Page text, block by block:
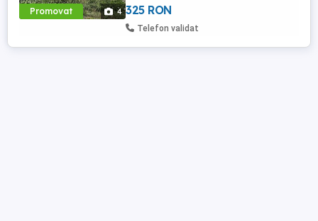
Promovat 4 325 RON
Telefon validat